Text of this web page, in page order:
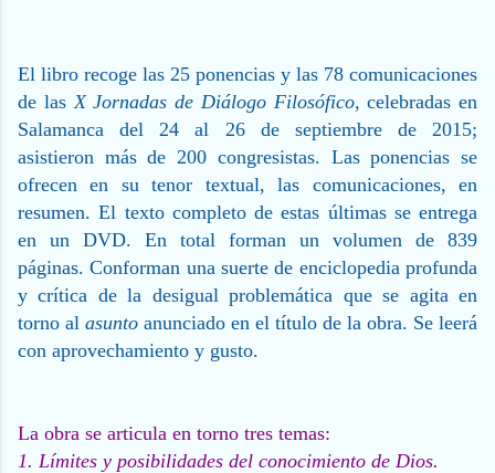
El libro recoge las 25 ponencias y las 78 comunicaciones
de las X Jornadas de Diálogo Filosófico,celebradas en
Salamanca del 24 al 26 de septiembre de 2015;
asistieron más de 200 congresistas. Las ponencias se
ofrecen en su tenor textual, las comunicaciones, en
resumen. El texto completo de estas últimas se entrega
en un DVD. En total forman un volumen de 839
páginas. Conforman una suerte de enciclopedia profunda
y crítica de la desigual problemática que se agita en
torno al asunto anunciado en el título de la obra. Se leerá
con aprovechamiento y gusto.
La obra se articula en torno tres temas:
1. Límites y posibilidades del conocimiento de Dios.